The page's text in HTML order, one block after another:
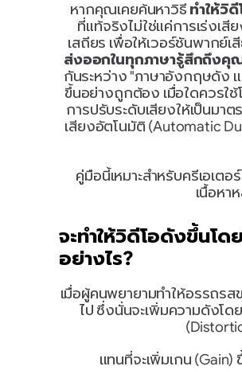
หากคุณเคยค้นหาวิธี ทำให้วิ
ที่แท้จริงไม่ใช่แค่การเร่งเสี
เสถียร เพื่อให้เวอร์ชันพากย์
ส่งออกในทุกภาษารู้สึกถึงคุ
กันระหว่าง "ภาษาอังกฤษดัง แ
ขึ้นอย่างถูกต้อง เมื่อใดควรใช้
การปรับระดับเสียงให้เป็นมา
เสียงอัตโนมัติ (Automatic
คู่มือนี้เหมาะสำหรับครีเอเต
เนื้อหา
จะทำให้วิดีโอดังขึ้นโ
อย่างไร?
เมื่อผู้คนพยายามทำให้อรรถรส
ไป ซึ่งนั่นจะเพิ่มความดังโ
แทนที่จะเพิ่มเกน